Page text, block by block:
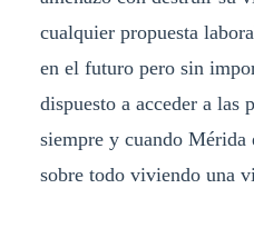
cualquier propuesta
en el futuro pero sin
dispuesto a acceder a las
siempre y cuando Mérida
sobre todo viviendo una